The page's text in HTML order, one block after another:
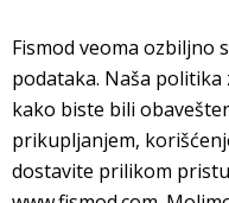
Fismod veoma ozbiljno
podataka. Naša
kako biste bili
prikupljanjem,
dostavite prilikom